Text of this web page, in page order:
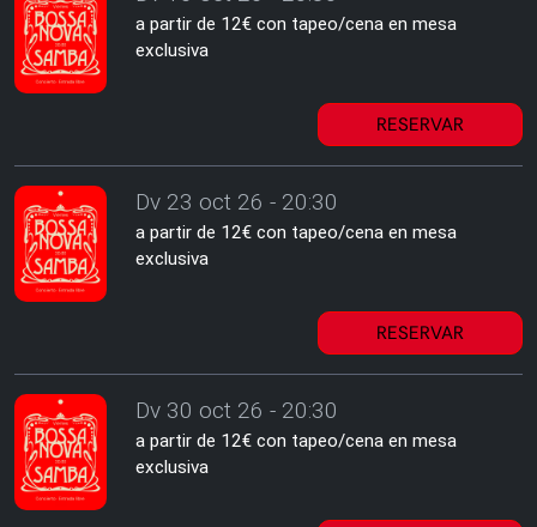
a partir de 12€ con tapeo/cena en mesa
exclusiva
RESERVAR
Dv 23 oct 26 - 20:30
a partir de 12€ con tapeo/cena en mesa
exclusiva
RESERVAR
Dv 30 oct 26 - 20:30
a partir de 12€ con tapeo/cena en mesa
exclusiva